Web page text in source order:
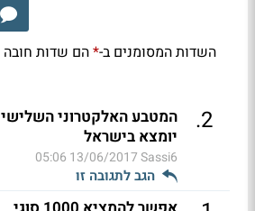
השדות המסומנים ב-*הם שדות חובה
2
.
המטבע האלקטרוני השלישי
יומצא בישראל
Sassi6
13/06/2017 05:06
הגב לתגובה זו